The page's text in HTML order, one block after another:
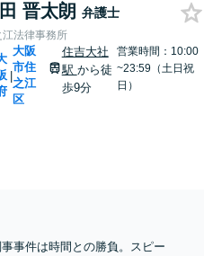
晋太朗 弁護士
江法律事務所
|
大阪
市住
之江
区
住吉大社
駅 から徒
歩9分
営業時間：10:00
~23:59（土日祝
日）
事件は時間との勝負。スピー